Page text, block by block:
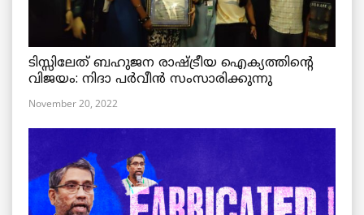
ടിസ്സിലേത് ബഹുജന രാഷ്ട്രീയ ഐക്യത്തിന്റെ
വിജയം: നിദാ പർവീൻ സംസാരിക്കുന്നു
November 20, 2022